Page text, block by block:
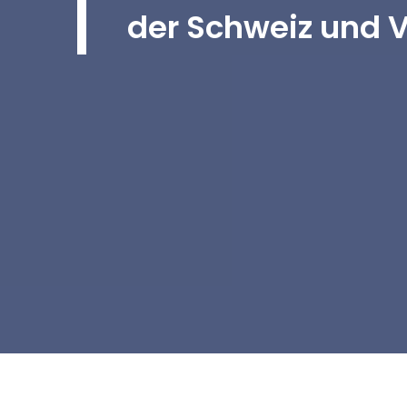
der Schweiz und